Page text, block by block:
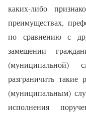
каких-либо
преимуществах,
по сравнению с
замещении
разграничить такие
(муниципальным)
исполнения